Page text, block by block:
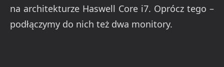
na architekturze Haswell Core i7. Oprócz tego –
podłączymy do nich też dwa monitory.